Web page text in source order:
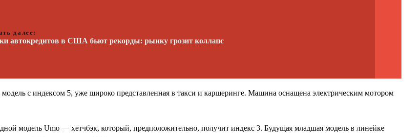
далее:
автокредитов в США бьют рекорды: рынку грозит коллапс
с индексом 5, уже широко представленная в такси и каршеринге. Машина оснащена электрическим мотором
модель Umo — хетчбэк, который, предположительно, получит индекс 3. Будущая младшая модель в линейке